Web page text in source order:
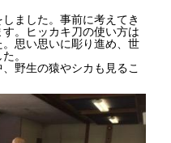
ました。事前に考えてき
。ヒッカキ刀の使い方は
思い思いに彫り進め、世
。
野生の猿やシカも見るこ